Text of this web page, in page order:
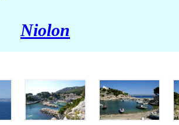
Niolon